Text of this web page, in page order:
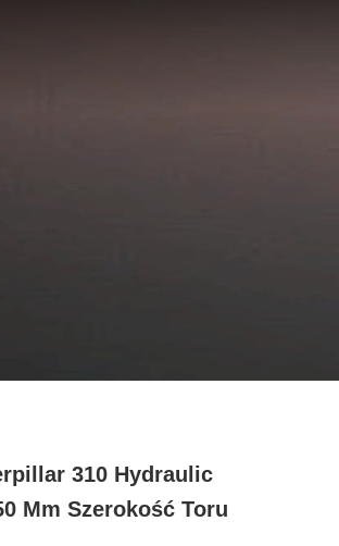
310 Hydraulic
Mm Szerokość Toru